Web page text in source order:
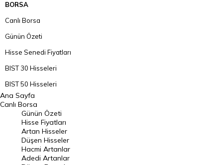
BORSA
Canlı Borsa
Günün Özeti
Hisse Senedi Fiyatları
BIST 30 Hisseleri
BIST 50 Hisseleri
BIST 100 Hisseleri
En Çok Artan Hisseler
En Çok Düşen Hisseler
Hacmi Artanlar
Ana Sayfa
Canlı Borsa
Günün Özeti
Hisse Fiyatları
Artan Hisseler
Düşen Hisseler
Hacmi Artanlar
Adedi Artanlar